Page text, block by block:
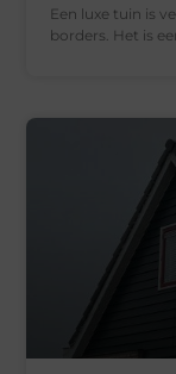
Een luxe tuin is
borders. Het is